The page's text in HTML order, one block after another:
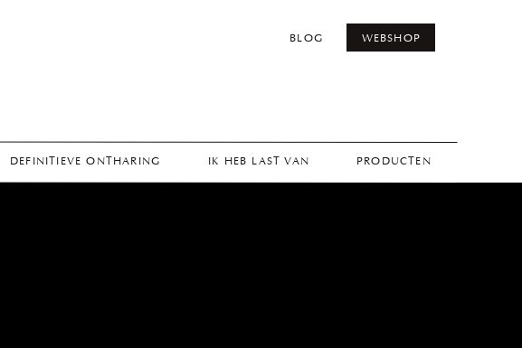
BLOG WEBSHOP
DEFINITIEVE ONTHARING IK HEB LAST VAN PRODUCTEN